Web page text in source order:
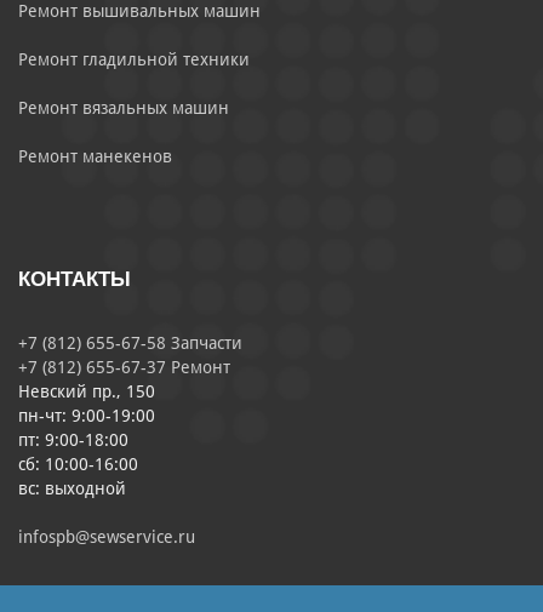
Ремонт вышивальных машин
Ремонт гладильной техники
Ремонт вязальных машин
Ремонт манекенов
КОНТАКТЫ
+7 (812) 655-67-58 Запчасти
+7 (812) 655-67-37 Ремонт
Невский пр., 150
пн-чт: 9:00-19:00
пт: 9:00-18:00
сб: 10:00-16:00
вс: выходной
infospb@sewservice.ru